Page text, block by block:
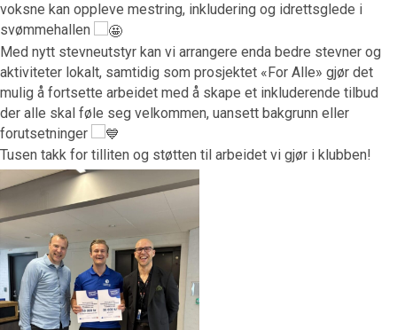
voksne kan oppleve mestring, inkludering og idrettsglede i
svømmehallen
Med nytt stevneutstyr kan vi arrangere enda bedre stevner og
aktiviteter lokalt, samtidig som prosjektet «For Alle» gjør det
mulig å fortsette arbeidet med å skape et inkluderende tilbud
der alle skal føle seg velkommen, uansett bakgrunn eller
forutsetninger
Tusen takk for tilliten og støtten til arbeidet vi gjør i klubben!